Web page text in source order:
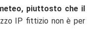
piuttosto che il
IP fittizio non è per